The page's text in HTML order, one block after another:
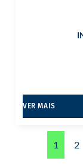
VER MAIS
1 2